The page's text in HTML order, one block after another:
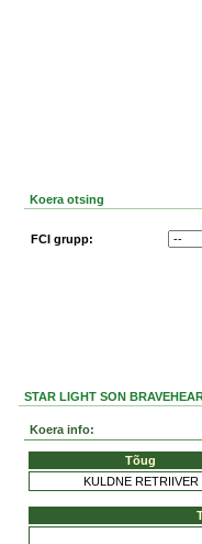
Koera otsing
FCI grupp:
STAR LIGHT SON
Koera info:
Tõug
KULDNE RETRIIVER